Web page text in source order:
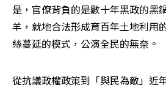
是，官僚背負的是數十年黑政的黑
羊，就地合法形成育百年土地利用
絲蔓延的模式，公演全民的無奈。
從抗議政權政策到「與民為敵」近